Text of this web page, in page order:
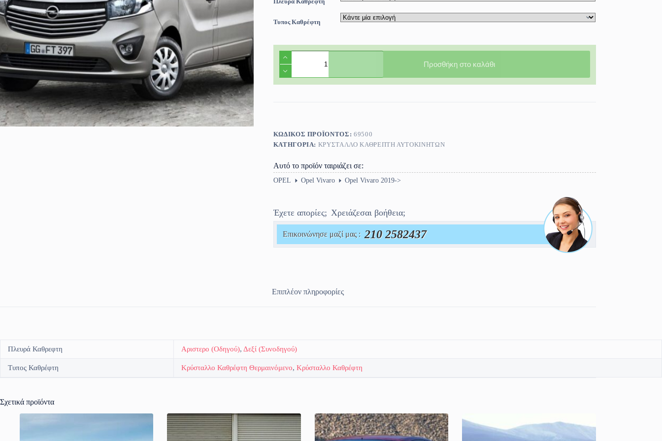
Τυπος Καθρέφτη
Καθρέπτη
Opel
Vivaro
Προσθήκη στο καλάθι
ΚΩΔΙΚΌΣ ΠΡΟΪΌΝΤΟΣ: 69500
ΚΑΤΗΓΟΡΊΑ: ΚΡΎΣΤΑΛΛΟ ΚΑΘΡΈΠΤΗ ΑΥΤΟΚΙΝΗΤΩΝ
Αυτό το προϊόν ταιριάζει σε:
OPEL Opel Vivaro Opel Vivaro 2019->
Έχετε απορίες; Χρειάζεσαι βοήθεια;
Επικοινώνησε μαζί μας : 210 2582437
Επιπλέον πληροφορίες
Πλευρά Καθρεφτη Αριστερο (Οδηγού), Δεξί (Συνοδηγού)
Τυπος Καθρέφτη Κρύσταλλο Καθρέφτη Θερμαινόμενο, Κρύσταλλο Καθρέφτη
Σχετικά προϊόντα